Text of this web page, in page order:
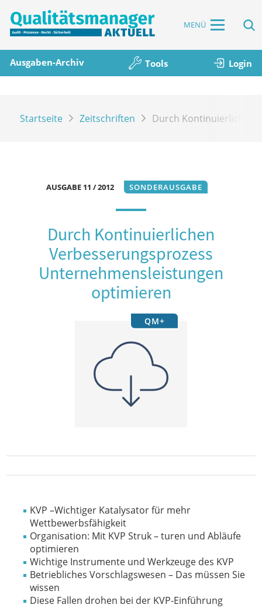
MENÜ
Ausgaben-Archiv Tools Login
Startseite Zeitschriften Durch Kontinuierlichen
AUSGABE 11 / 2012 SONDERAUSGABE
Durch Kontinuierlichen
Verbesserungsprozess
Unternehmensleistungen
optimieren
QM+
KVP –Wichtiger Katalysator für mehr
Wettbewerbsfähigkeit
Organisation: Mit KVP Struk – turen und Abläufe
optimieren
Wichtige Instrumente und Werkzeuge des KVP
Betriebliches Vorschlagswesen – Das müssen Sie
wissen
Diese Fallen drohen bei der KVP-Einführung